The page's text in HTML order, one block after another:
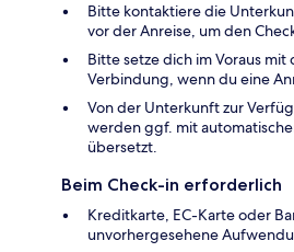
Bitte kontaktiere die
vor der Anreise, um den
Bitte setze dich im Voraus
Verbindung, wenn du eine
Von der Unterkunft zur
werden ggf. mit
übersetzt.
Beim Check-in erforderlich
Kreditkarte, EC-Karte oder
unvorhergesehene